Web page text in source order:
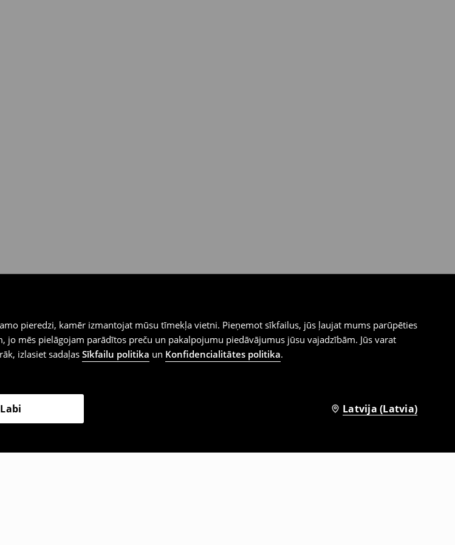
pieredzi, kamēr izmantojat mūsu tīmekļa vietni. Pieņemot sīkfailus, jūs ļaujat mums parūpēties
mēs pielāgojam parādītos preču un pakalpojumu piedāvājumus jūsu vajadzībām. Jūs varat
izlasiet sadaļas Sīkfailu politika un Konfidencialitātes politika.
Labi Latvija (Latvia)